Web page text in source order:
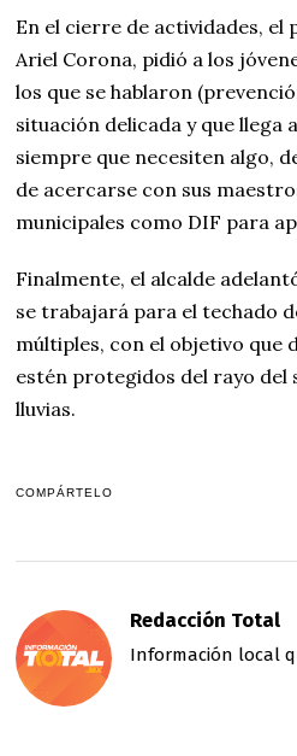
En el cierre de actividades, el
Ariel Corona, pidió a los
los que se hablaron
situación delicada y que llega
siempre que necesiten algo,
de acercarse con sus
municipales como DIF para
Finalmente, el alcalde
se trabajará para el techado
múltiples, con el objetivo que
estén protegidos del rayo del
lluvias.
COMPÁRTELO
Redacción Total
Información local